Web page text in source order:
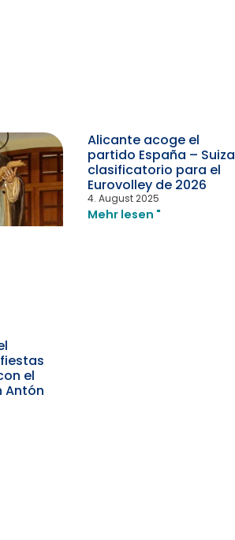
el
Antón
Alicante acoge el
partido España – Suiza
clasificatorio para el
Eurovolley de 2026
4. August 2025
Mehr lesen "